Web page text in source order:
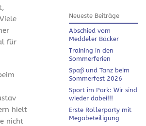
für
hielt
nicht
Neueste Beiträge
Abschied vom
Meddeler Bäcker
Training in den
Sommerferien
Spaß und Tanz beim
Sommerfest 2026
Sport im Park: Wir sind
wieder dabei!!!
Erste Rollerparty mit
Megabeteiligung